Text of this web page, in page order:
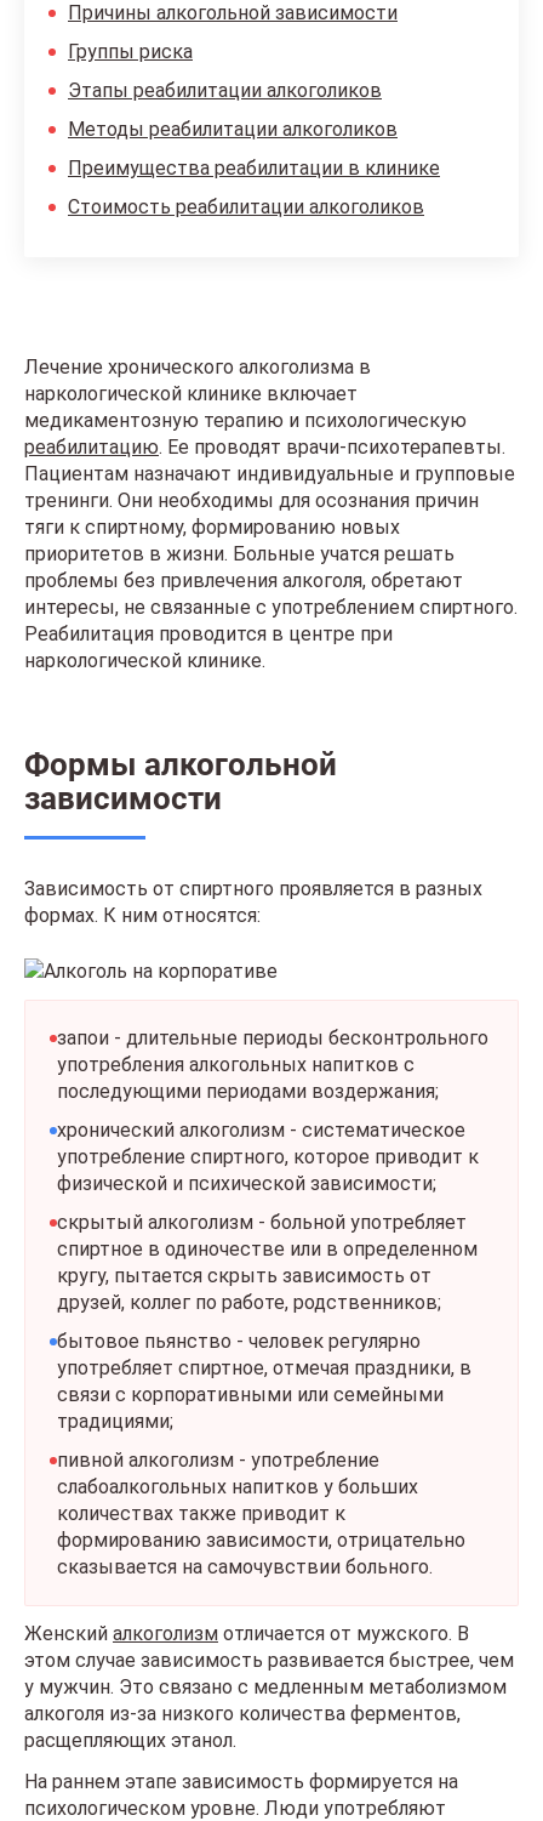
Причины алкогольной зависимости
Группы риска
Этапы реабилитации алкоголиков
Методы реабилитации алкоголиков
Преимущества реабилитации в клинике
Стоимость реабилитации алкоголиков
Лечение хронического алкоголизма в
наркологической клинике включает
медикаментозную терапию и психологическую
реабилитацию. Ее проводят врачи-психотерапевты.
Пациентам назначают индивидуальные и групповые
тренинги. Они необходимы для осознания причин
тяги к спиртному, формированию новых
приоритетов в жизни. Больные учатся решать
проблемы без привлечения алкоголя, обретают
интересы, не связанные с употреблением спиртного.
Реабилитация проводится в центре при
наркологической клинике.
Формы алкогольной
зависимости
Зависимость от спиртного проявляется в разных
формах. К ним относятся:
запои - длительные периоды бесконтрольного
употребления алкогольных напитков с
последующими периодами воздержания;
хронический алкоголизм - систематическое
употребление спиртного, которое приводит к
физической и психической зависимости;
скрытый алкоголизм - больной употребляет
спиртное в одиночестве или в определенном
кругу, пытается скрыть зависимость от
друзей, коллег по работе, родственников;
бытовое пьянство - человек регулярно
употребляет спиртное, отмечая праздники, в
связи с корпоративными или семейными
традициями;
пивной алкоголизм - употребление
слабоалкогольных напитков у больших
количествах также приводит к
формированию зависимости, отрицательно
сказывается на самочувствии больного.
Женский алкоголизм отличается от мужского. В
этом случае зависимость развивается быстрее, чем
у мужчин. Это связано с медленным метаболизмом
алкоголя из-за низкого количества ферментов,
расщепляющих этанол.
На раннем этапе зависимость формируется на
психологическом уровне. Люди употребляют